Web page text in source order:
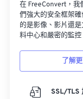
在 FreeConvert，我
們強大的安全框架
的是影像、影片還
料中心和嚴密的監
了解
SSL/TLS